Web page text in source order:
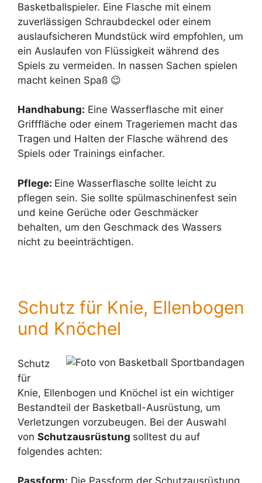
Basketballspieler. Eine Flasche mit einem
zuverlässigen Schraubdeckel oder einem
auslaufsicheren Mundstück wird empfohlen, um
ein Auslaufen von Flüssigkeit während des
Spiels zu vermeiden. In nassen Sachen spielen
macht keinen Spaß 😉
Handhabung: Eine Wasserflasche mit einer
Grifffläche oder einem Trageriemen macht das
Tragen und Halten der Flasche während des
Spiels oder Trainings einfacher.
Pflege: Eine Wasserflasche sollte leicht zu
pflegen sein. Sie sollte spülmaschinenfest sein
und keine Gerüche oder Geschmäcker
behalten, um den Geschmack des Wassers
nicht zu beeinträchtigen.
Schutz für Knie, Ellenbogen
und Knöchel
Schutz
für
Knie, Ellenbogen und Knöchel ist ein wichtiger
Bestandteil der Basketball-Ausrüstung, um
Verletzungen vorzubeugen. Bei der Auswahl
von Schutzausrüstung solltest du auf
folgendes achten: